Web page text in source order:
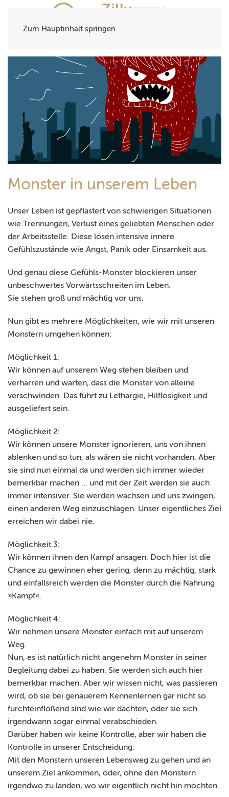
Zum Hauptinhalt springen
Monster in unserem Leben
Unser Leben ist gepflastert von schwierigen Situationen
wie Trennungen, Verlust eines geliebten Menschen oder
der Arbeitsstelle. Diese lösen intensive innere
Gefühlszustände wie Angst, Panik oder Einsamkeit aus.
Und genau diese Gefühls-Monster blockieren unser
unbeschwertes Vorwärtsschreiten im Leben.
Sie stehen groß und mächtig vor uns.
Nun gibt es mehrere Möglichkeiten, wie wir mit unseren
Monstern umgehen können:
Möglichkeit 1:
Wir können auf unserem Weg stehen bleiben und
verharren und warten, dass die Monster von alleine
verschwinden. Das führt zu Lethargie, Hilflosigkeit und
ausgeliefert sein.
Möglichkeit 2:
Wir können unsere Monster ignorieren, uns von ihnen
ablenken und so tun, als wären sie nicht vorhanden. Aber
sie sind nun einmal da und werden sich immer wieder
bemerkbar machen … und mit der Zeit werden sie auch
immer intensiver. Sie werden wachsen und uns zwingen,
einen anderen Weg einzuschlagen. Unser eigentliches Ziel
erreichen wir dabei nie.
Möglichkeit 3:
Wir können ihnen den Kampf ansagen. Doch hier ist die
Chance zu gewinnen eher gering, denn zu mächtig, stark
und einfallsreich werden die Monster durch die Nahrung
»Kampf«.
Möglichkeit 4:
Wir nehmen unsere Monster einfach mit auf unserem
Weg.
Nun, es ist natürlich nicht angenehm Monster in seiner
Begleitung dabei zu haben. Sie werden sich auch hier
bemerkbar machen. Aber wir wissen nicht, was passieren
wird, ob sie bei genauerem Kennenlernen gar nicht so
furchteinflößend sind wie wir dachten, oder sie sich
irgendwann sogar einmal verabschieden.
Darüber haben wir keine Kontrolle, aber wir haben die
Kontrolle in unserer Entscheidung:
Mit den Monstern unseren Lebensweg zu gehen und an
unserem Ziel ankommen, oder, ohne den Monstern
irgendwo zu landen, wo wir eigentlich nicht hin möchten.